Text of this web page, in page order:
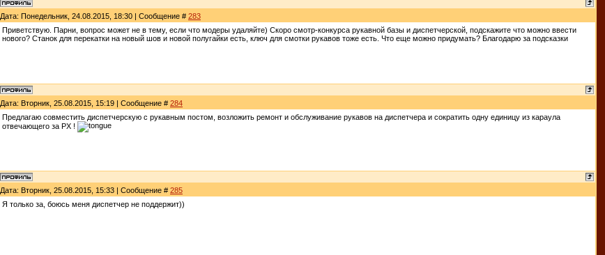
Дата: Понедельник, 24.08.2015, 18:30 | Сообщение # 283
Приветствую. Парни, вопрос может не в тему, если что модеры удаляйте) Скоро смотр-конкурса рукавной базы и диспетчерской, подскажите что можно ввести
нового? Станок для перекатки на новый шов и новой полугайки есть, ключ для смотки рукавов тоже есть. Что еще можно придумать? Благодарю за подсказки
Дата: Вторник, 25.08.2015, 15:19 | Сообщение # 284
Предлагаю совместить диспетчерскую с рукавным постом, возложить ремонт и обслуживание рукавов на диспетчера и сократить одну единицу из караула
отвечающего за РХ !
Дата: Вторник, 25.08.2015, 15:33 | Сообщение # 285
Я только за, боюсь меня диспетчер не поддержит))